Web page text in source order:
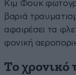
Κιμ Φουκ
βαριά
αφαιρέσει τα
φονική
Το χρονικό